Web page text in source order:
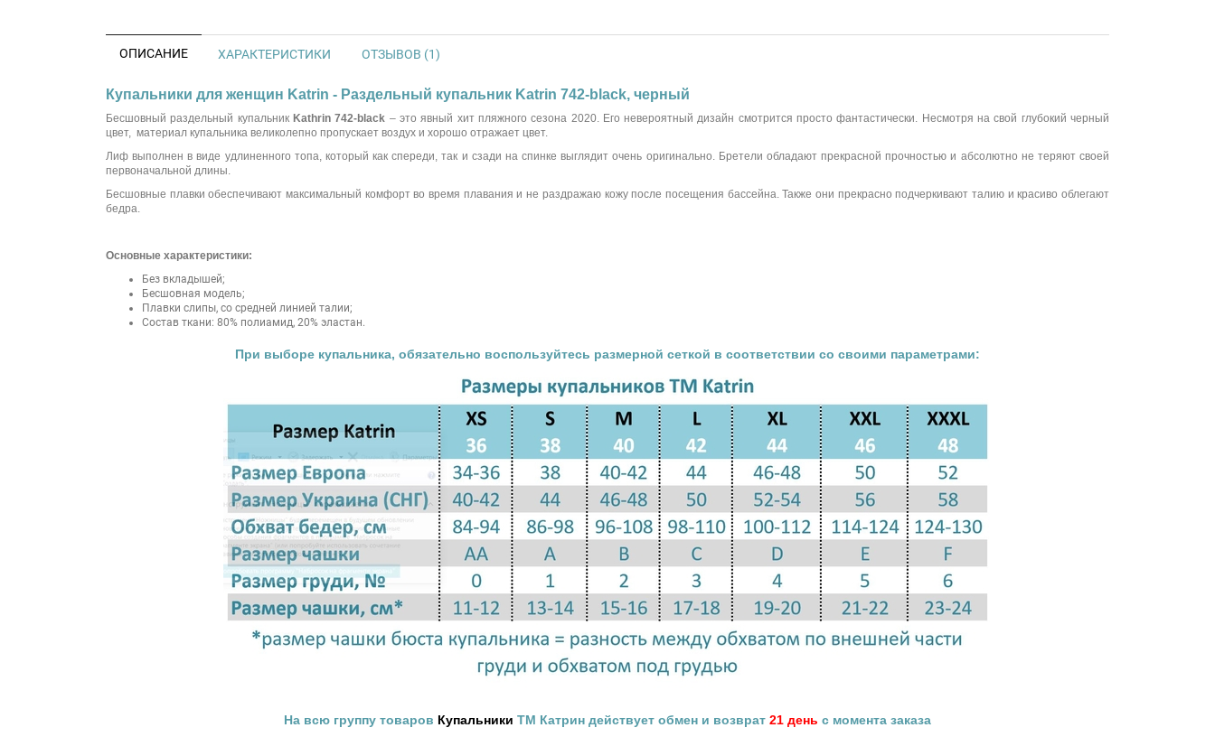
ОПИСАНИЕ ХАРАКТЕРИСТИКИ ОТЗЫВОВ (1)
Купальники для женщин Katrin - Раздельный купальник Katrin 742-black, черный
Бесшовный раздельный купальник Kathrin 742-black – это явный хит пляжного сезона 2020. Его невероятный дизайн смотрится просто фантастически. Несмотря на свой глубокий черный
цвет, материал купальника великолепно пропускает воздух и хорошо отражает цвет.
Лиф выполнен в виде удлиненного топа, который как спереди, так и сзади на спинке выглядит очень оригинально. Бретели обладают прекрасной прочностью и абсолютно не теряют своей
первоначальной длины.
Бесшовные плавки обеспечивают максимальный комфорт во время плавания и не раздражаю кожу после посещения бассейна. Также они прекрасно подчеркивают талию и красиво облегают
бедра.
Основные характеристики:
Без вкладышей;
Бесшовная модель;
Плавки слипы, со средней линией талии;
Состав ткани: 80% полиамид, 20% эластан.
При выборе купальника, обязательно воспользуйтесь размерной сеткой в соответствии со своими параметрами:
На всю группу товаров Купальники ТМ Катрин действует обмен и возврат 21 день с момента заказа